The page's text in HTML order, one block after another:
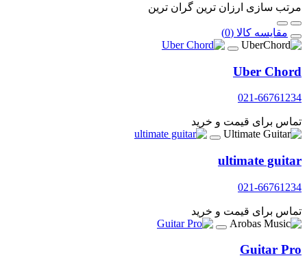
مرتب سازی ارزان ترین گران ترین
مقایسه کالا (0)
Uber Chord
021-66761234
تماس برای قیمت و خرید
ultimate guitar
021-66761234
تماس برای قیمت و خرید
Guitar Pro